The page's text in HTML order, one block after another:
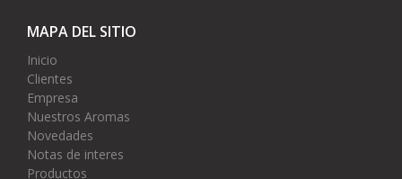
MAPA DEL SITIO
Inicio
Clientes
Empresa
Nuestros Aromas
Novedades
Notas de interes
Productos